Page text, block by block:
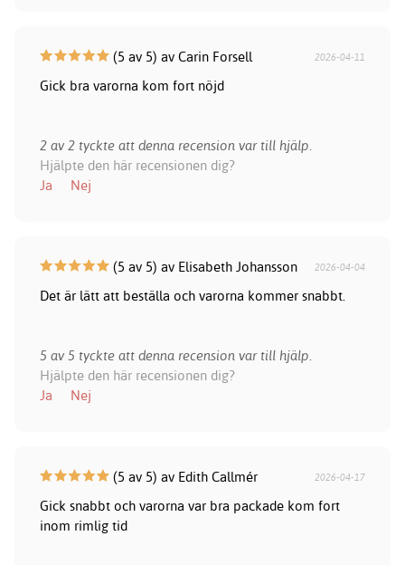
(5 av 5) av Carin Forsell 2026-04-11
Gick bra varorna kom fort nöjd
2 av 2 tyckte att denna recension var till hjälp.
Hjälpte den här recensionen dig?
Ja
Nej
(5 av 5) av Elisabeth Johansson 2026-04-04
Det är lätt att beställa och varorna kommer snabbt.
5 av 5 tyckte att denna recension var till hjälp.
Hjälpte den här recensionen dig?
Ja
Nej
(5 av 5) av Edith Callmér 2026-04-17
Gick snabbt och varorna var bra packade kom fort
inom rimlig tid